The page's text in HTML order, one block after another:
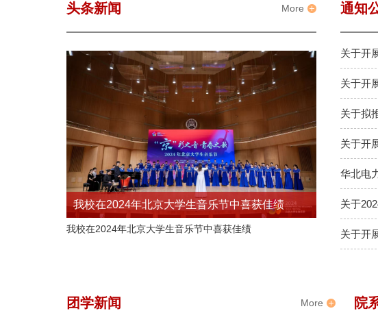
More
头条新闻
我校在2024年北京大学生音乐节中喜获佳绩
我校在2024年北京大学生音乐节中喜获佳绩
通知
关于开
关于开
关于拟
关于开
华北电
关于
关于开
More
团学新闻 院